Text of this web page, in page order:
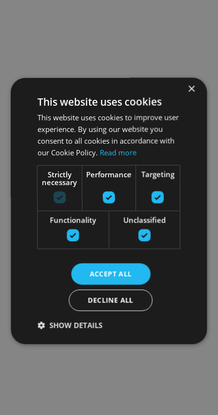
×
This website uses cookies
This website uses cookies to improve user
experience. By using our website you
consent to all cookies in accordance with
our Cookie Policy. Read more
Strictly
necessary
Performance Targeting
Functionality Unclassified
ACCEPT ALL
DECLINE ALL
SHOW DETAILS